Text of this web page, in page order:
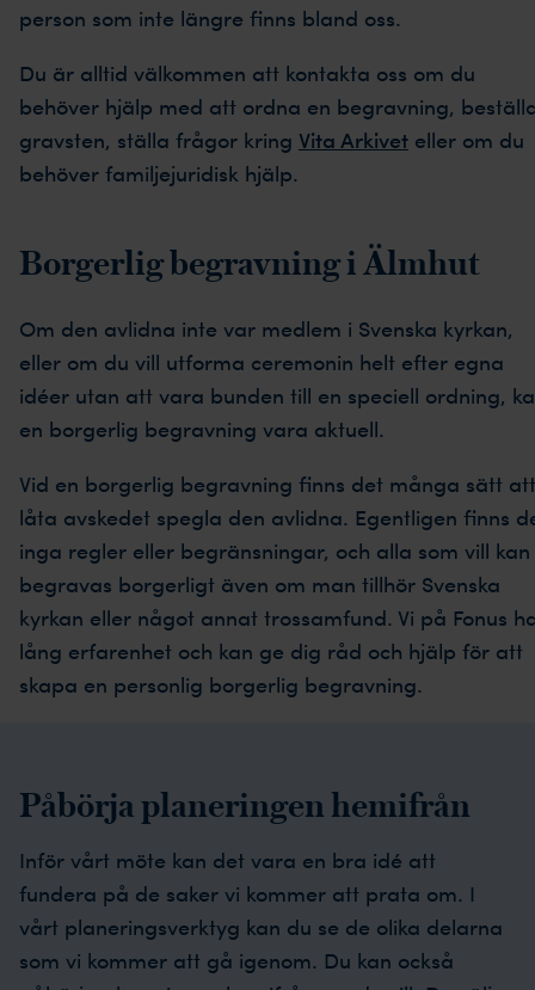
person som inte längre finns bland oss.
Du är alltid välkommen att kontakta oss om du
behöver hjälp med att ordna en begravning,
gravsten, ställa frågor kring Vita Arkivet eller om du
behöver familjejuridisk hjälp.
Borgerlig begravning i Älmhut
Om den avlidna inte var medlem i Svenska kyrkan,
eller om du vill utforma ceremonin helt efter egna
idéer utan att vara bunden till en speciell ordning,
en borgerlig begravning vara aktuell.
Vid en borgerlig begravning finns det många sätt att
låta avskedet spegla den avlidna. Egentligen finns
inga regler eller begränsningar, och alla som vill kan
begravas borgerligt även om man tillhör Svenska
kyrkan eller något annat trossamfund. Vi på Fonus
lång erfarenhet och kan ge dig råd och hjälp för att
skapa en personlig borgerlig begravning.
Påbörja planeringen hemifrån
Inför vårt möte kan det vara en bra idé att
fundera på de saker vi kommer att prata om. I
vårt planeringsverktyg kan du se de olika delarna
som vi kommer att gå igenom. Du kan också